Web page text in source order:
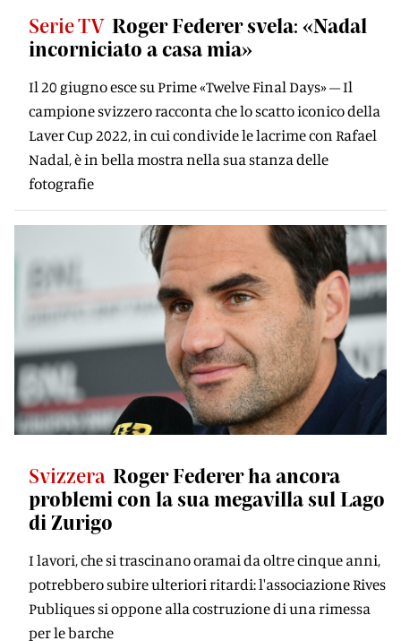
Serie TV Roger Federer svela: «Nadal
incorniciato a casa mia»
Il 20 giugno esce su Prime «Twelve Final Days» – Il
campione svizzero racconta che lo scatto iconico della
Laver Cup 2022, in cui condivide le lacrime con Rafael
Nadal, è in bella mostra nella sua stanza delle
fotografie
Svizzera Roger Federer ha ancora
problemi con la sua megavilla sul Lago
di Zurigo
I lavori, che si trascinano oramai da oltre cinque anni,
potrebbero subire ulteriori ritardi: l'associazione Rives
Publiques si oppone alla costruzione di una rimessa
per le barche